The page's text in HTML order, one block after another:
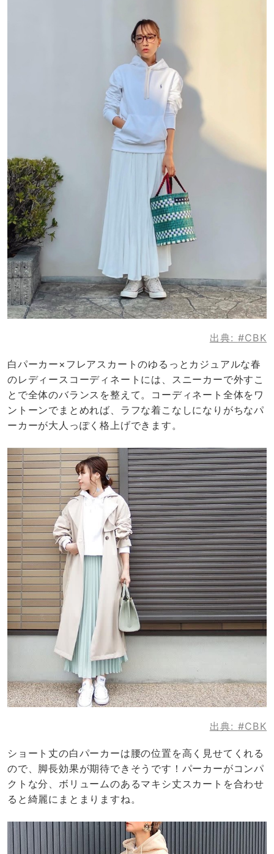
出典: #CBK
白パーカー×フレアスカートのゆるっとカジュアルな春
のレディースコーディネートには、スニーカーで外すこ
とで全体のバランスを整えて。コーディネート全体をワ
ントーンでまとめれば、ラフな着こなしになりがちなパ
ーカーが大人っぽく格上げできます。
出典: #CBK
ショート丈の白パーカーは腰の位置を高く見せてくれる
ので、脚長効果が期待できそうです！パーカーがコンパ
クトな分、ボリュームのあるマキシ丈スカートを合わせ
ると綺麗にまとまりますね。